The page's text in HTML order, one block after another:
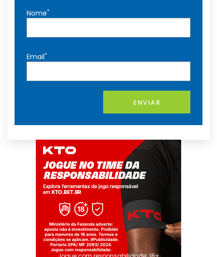
Nome*
Email*
ENVIAR